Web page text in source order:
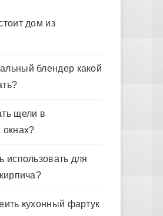
дом из
блендер какой
щели в
окнах?
использовать для
кухонный фартук